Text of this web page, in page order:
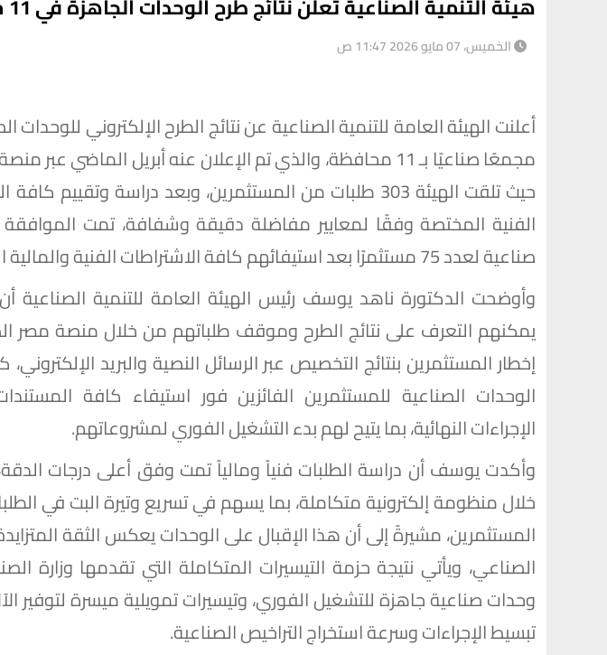
الخميس، 07 مايو 2026 11:47 ص
مجمعًا صناعيًا بـ 11 محافظة، والذي تم الإعلان عنه أبريل الماضي
حيث تلقت الهيئة 303 طلبات من المستثمرين، وبعد دراسة وتقييم
صناعية لعدد 75 مستثمرًا بعد استيفائهم كافة الاشتراطات الفنية والمالية المطلوبة.
وأوضحت الدكتورة ناهد يوسف رئيس الهيئة العامة للتنمية الصناعية
يمكنهم التعرف على نتائج الطرح وموقف طلباتهم من خلال منصة مصر
إخطار المستثمرين بنتائج التخصيص عبر الرسائل النصية والبريد
الوحدات الصناعية للمستثمرين الفائزين فور استيفاء كافة
الإجراءات النهائية، بما يتيح لهم بدء التشغيل الفوري لمشروعاتهم.
وأكدت يوسف أن دراسة الطلبات فنياً ومالياً تمت وفق أعلى درجات
خلال منظومة إلكترونية متكاملة، بما يسهم في تسريع وتيرة البت في
المستثمرين، مشيرةً إلى أن هذا الإقبال على الوحدات يعكس الثقة
الصناعي، ويأتي نتيجة حزمة التيسيرات المتكاملة التي تقدمها وزارة
وحدات صناعية جاهزة للتشغيل الفوري، وتيسيرات تمويلية ميسرة لتوفير
تبسيط الإجراءات وسرعة استخراج التراخيص الصناعية.